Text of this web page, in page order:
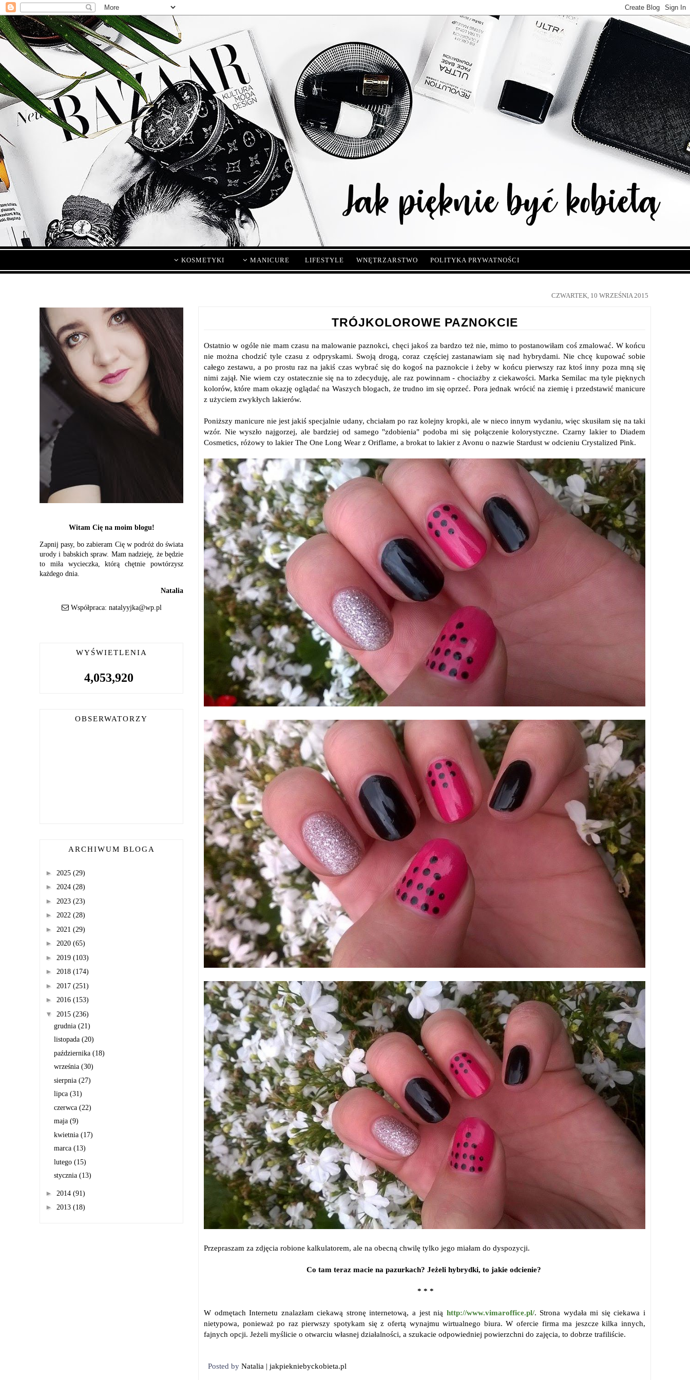
KOSMETYKI MANICURE LIFESTYLE WNĘTRZARSTWO POLITYKA PRYWATNOŚCI
CZWARTEK, 10 WRZEŚNIA 2015
TRÓJKOLOROWE PAZNOKCIE
Ostatnio w ogóle nie mam czasu na malowanie paznokci, chęci jakoś za bardzo też nie, mimo to postanowiłam coś zmalować. W końcu
nie można chodzić tyle czasu z odpryskami. Swoją drogą, coraz częściej zastanawiam się nad hybrydami. Nie chcę kupować sobie
całego zestawu, a po prostu raz na jakiś czas wybrać się do kogoś na paznokcie i żeby w końcu pierwszy raz ktoś inny poza mną się
nimi zajął. Nie wiem czy ostatecznie się na to zdecyduję, ale raz powinnam - chociażby z ciekawości. Marka Semilac ma tyle pięknych
kolorów, które mam okazję oglądać na Waszych blogach, że trudno im się oprzeć. Pora jednak wrócić na ziemię i przedstawić manicure
z użyciem zwykłych lakierów.
Poniższy manicure nie jest jakiś specjalnie udany, chciałam po raz kolejny kropki, ale w nieco innym wydaniu, więc skusiłam się na taki
wzór. Nie wyszło najgorzej, ale bardziej od samego "zdobienia" podoba mi się połączenie kolorystyczne. Czarny lakier to Diadem
Cosmetics, różowy to lakier The One Long Wear z Oriflame, a brokat to lakier z Avonu o nazwie Stardust w odcieniu Crystalized Pink.
Przepraszam za zdjęcia robione kalkulatorem, ale na obecną chwilę tylko jego miałam do dyspozycji.
Co tam teraz macie na pazurkach? Jeżeli hybrydki, to jakie odcienie?
* * *
W odmętach Internetu znalazłam ciekawą stronę internetową, a jest nią http://www.vimaroffice.pl/. Strona wydała mi się ciekawa i
nietypowa, ponieważ po raz pierwszy spotykam się z ofertą wynajmu wirtualnego biura. W ofercie firma ma jeszcze kilka innych,
fajnych opcji. Jeżeli myślicie o otwarciu własnej działalności, a szukacie odpowiedniej powierzchni do zajęcia, to dobrze trafiliście.
Posted by Natalia | jakpiekniebyckobieta.pl
Witam Cię na moim blogu!
Zapnij pasy, bo zabieram Cię w podróż do świata
urody i babskich spraw. Mam nadzieję, że będzie
to miła wycieczka, którą chętnie powtórzysz
każdego dnia.
Natalia
Współpraca: natalyyjka@wp.pl
WYŚWIETLENIA
4,053,920
OBSERWATORZY
ARCHIWUM BLOGA
► 2025 (29)
► 2024 (28)
► 2023 (23)
► 2022 (28)
► 2021 (29)
► 2020 (65)
► 2019 (103)
► 2018 (174)
► 2017 (251)
► 2016 (153)
▼ 2015 (236)
grudnia (21)
listopada (20)
października (18)
września (30)
sierpnia (27)
lipca (31)
czerwca (22)
maja (9)
kwietnia (17)
marca (13)
lutego (15)
stycznia (13)
► 2014 (91)
► 2013 (18)